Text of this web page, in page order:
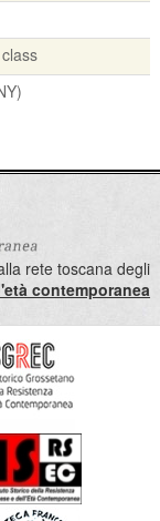
rete toscana degli
contemporanea